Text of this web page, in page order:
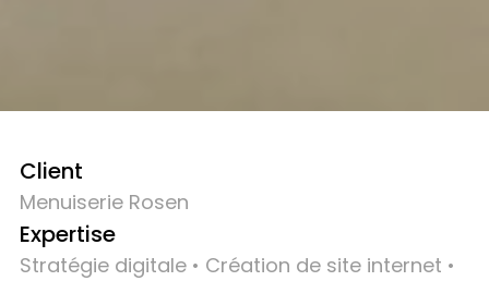
Client
Menuiserie Rosen
Expertise
Stratégie digitale • Création de site internet •